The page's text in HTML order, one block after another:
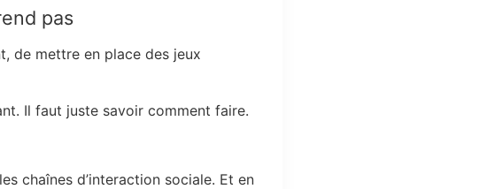
pas
de mettre en place des jeux
Il faut juste savoir comment faire.
chaînes d’interaction sociale. Et en